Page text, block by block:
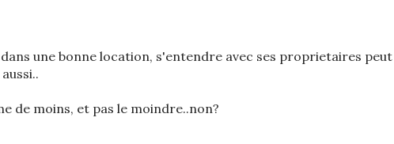
une bonne location, s'entendre avec ses proprietaires peut
de moins, et pas le moindre..non?